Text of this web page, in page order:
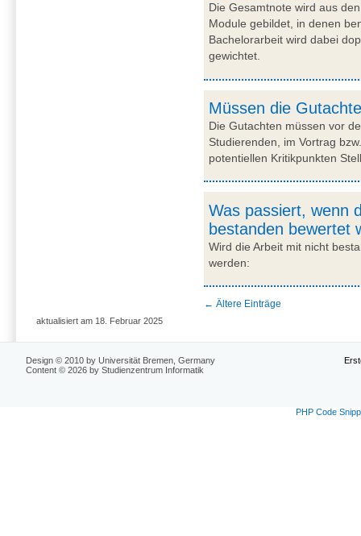
Die Gesamtnote wird aus
Module gebildet, in denen
Bachelorarbeit wird dabei
gewichtet.
Müssen die
Die Gutachten müssen vor
Studierenden, im Vortrag
potentiellen Kritikpunkten
Was passiert, wenn
bestanden bewertet
Wird die Arbeit mit nicht
werden:
← Ältere Einträge
aktualisiert am 18. Februar 2025
Design © 2010 by Universität Bremen, Germany
Content © 2026 by Studienzentrum Informatik
PHP Code